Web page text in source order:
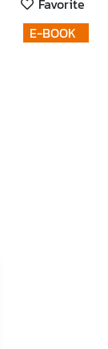
Favorite
E-BOOK